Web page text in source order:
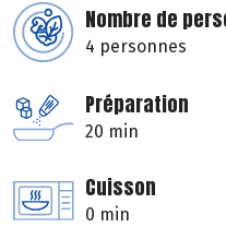
Nombre de
4 personnes
Préparation
20 min
Cuisson
0 min